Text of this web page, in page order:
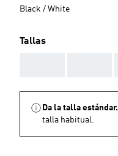
Black / White
Tallas
Da la talla estándar.
talla habitual.